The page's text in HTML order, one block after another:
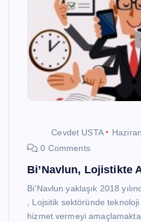
Cevdet USTA
0 Comments
Bi’Navlun, Lojistikte
Bi’Navlun yaklaşık 2018
, Lojsitik sektöründe
hizmet vermeyi